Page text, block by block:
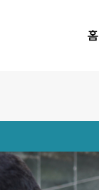
홈